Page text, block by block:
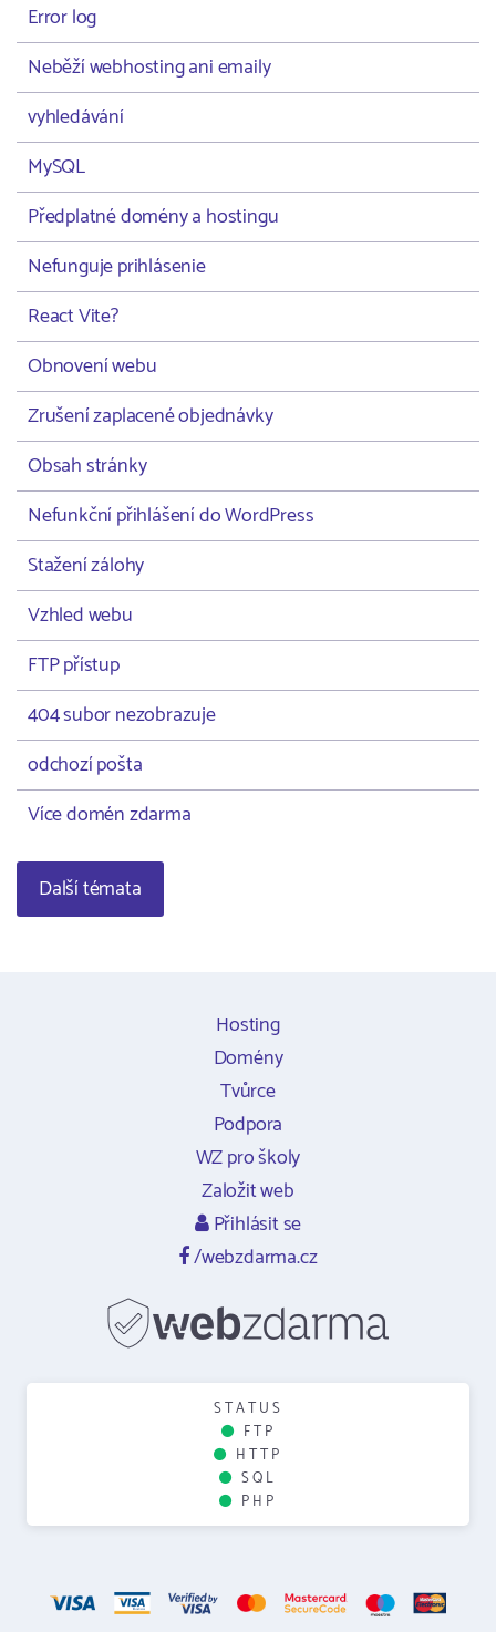
Error log
Neběží webhosting ani emaily
vyhledávání
MySQL
Předplatné domény a hostingu
Nefunguje prihlásenie
React Vite?
Obnovení webu
Zrušení zaplacené objednávky
Obsah stránky
Nefunkční přihlášení do WordPress
Stažení zálohy
Vzhled webu
FTP přístup
404 subor nezobrazuje
odchozí pošta
Více domén zdarma
Další témata
Hosting
Domény
Tvůrce
Podpora
WZ pro školy
Založit web
Přihlásit se
/webzdarma.cz
STATUS
FTP
HTTP
SQL
PHP